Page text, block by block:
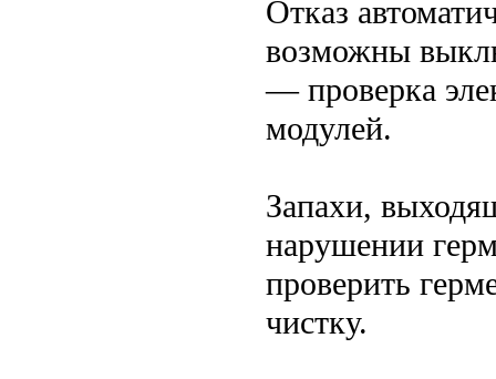
Отказ
возможны
— проверка
модулей.
Запахи,
нарушении
проверить
чистку.